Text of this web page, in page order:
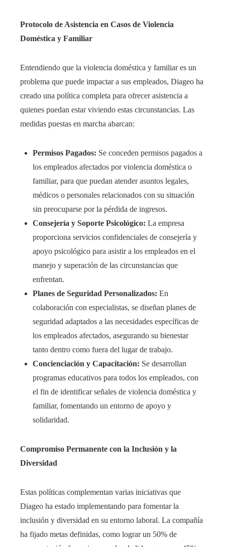
Protocolo de Asistencia en Casos de Violencia
Doméstica y Familiar
Entendiendo que la violencia doméstica y familiar es un
problema que puede impactar a sus empleados, Diageo ha
creado una política completa para ofrecer asistencia a
quienes puedan estar viviendo estas circunstancias. Las
medidas puestas en marcha abarcan:​
Permisos Pagados: Se conceden permisos pagados a
los empleados afectados por violencia doméstica o
familiar, para que puedan atender asuntos legales,
médicos o personales relacionados con su situación
sin preocuparse por la pérdida de ingresos.​
Consejería y Soporte Psicológico: La empresa
proporciona servicios confidenciales de consejería y
apoyo psicológico para asistir a los empleados en el
manejo y superación de las circunstancias que
enfrentan.​
Planes de Seguridad Personalizados: En
colaboración con especialistas, se diseñan planes de
seguridad adaptados a las necesidades específicas de
los empleados afectados, asegurando su bienestar
tanto dentro como fuera del lugar de trabajo.​
Concienciación y Capacitación: Se desarrollan
programas educativos para todos los empleados, con
el fin de identificar señales de violencia doméstica y
familiar, fomentando un entorno de apoyo y
solidaridad.​
Compromiso Permanente con la Inclusión y la
Diversidad
Estas políticas complementan varias iniciativas que
Diageo ha estado implementando para fomentar la
inclusión y diversidad en su entorno laboral. La compañía
ha fijado metas definidas, como lograr un 50% de